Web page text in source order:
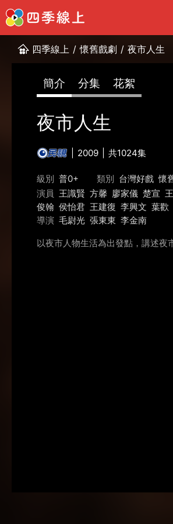
四季線上 / 懷舊戲劇 / 夜市人生
簡介 分集 花絮
夜市人生
2009 共1024集
級別 普0+ 類別 台灣好戲 懷
演員 王識賢 方馨 廖家儀 楚宣
俊翰 侯怡君 王建復 李興文 葉歡
導演 毛尉光 張東東 李金南
以夜市人物生活為出發點，講述夜